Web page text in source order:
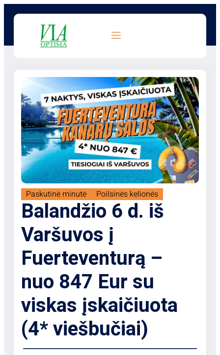
Paskutinė minutė Poilsinės kelionės
Balandžio 6 d. iš
Varšuvos į
Fuerteventurą –
nuo 847 Eur su
viskas įskaičiuota
(4* viešbučiai)